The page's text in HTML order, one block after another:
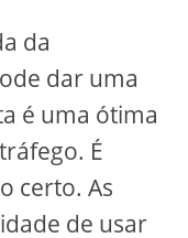
da
dar uma
é uma ótima
É
certo. As
de usar